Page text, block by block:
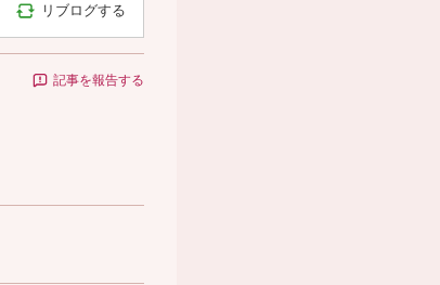
リブログする
記事を報告する